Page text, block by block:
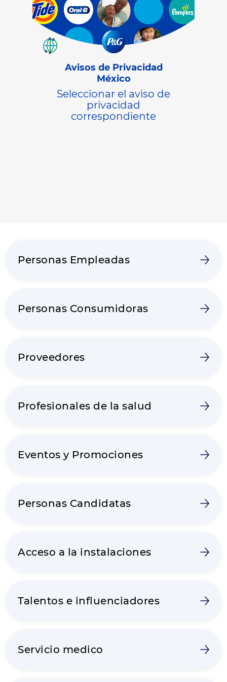
Avisos de Privacidad
México
Seleccionar el aviso de
privacidad
correspondiente
Personas Empleadas
Personas Consumidoras
Proveedores
Profesionales de la salud
Eventos y Promociones
Personas Candidatas
Acceso a la instalaciones
Talentos e influenciadores
Servicio medico